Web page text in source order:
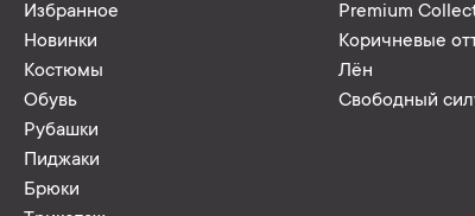
Избранное
Новинки
Костюмы
Обувь
Рубашки
Пиджаки
Брюки
Premium
Коричневые
Лён
Свободный